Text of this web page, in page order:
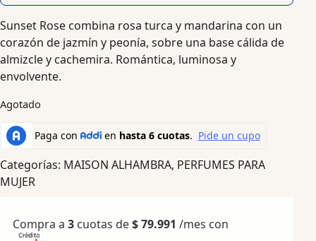
Sunset Rose combina rosa turca y mandarina con un
corazón de jazmín y peonía, sobre una base cálida de
almizcle y cachemira. Romántica, luminosa y
envolvente.
Agotado
Categorías: MAISON ALHAMBRA, PERFUMES PARA
MUJER
Compra a 3 cuotas de$79.991 /mes con